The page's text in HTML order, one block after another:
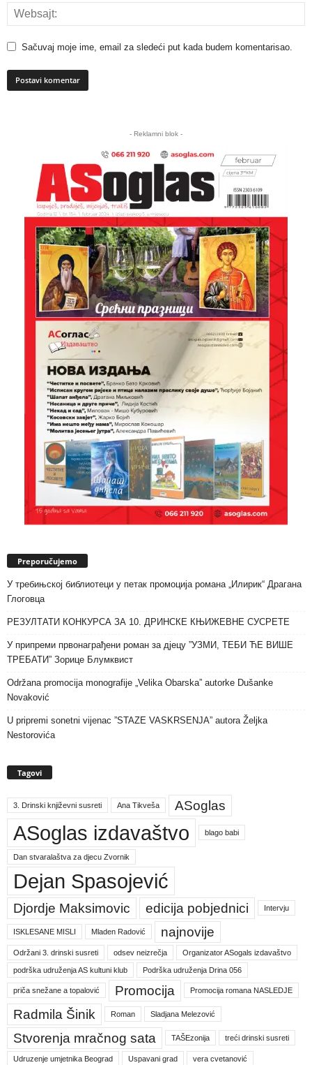
Sačuvaj moje ime, email za sledeći put kada budem komentarisao.
- Reklamni blok -
Preporučujemo
У требињској библиотеци у петак промоција романа „Илирик“ Драгана
Глоговца
РЕЗУЛТАТИ КОНКУРСА ЗА 10. ДРИНСКЕ КЊИЖЕВНЕ СУСРЕТЕ
У припреми првонаграђени роман за дјецу ”УЗМИ, ТЕБИ ЋЕ ВИШЕ
ТРЕБАТИ” Зорице Блумквист
Održana promocija monografije „Velika Obarska” autorke Dušanke
Novaković
U pripremi sonetni vijenac ”STAZE VASKRSENJA” autora Željka
Nestorovića
Tagovi
3. Drinski književni susreti Ana Tikveša ASoglas
ASoglas izdavaštvo blago babi
Dan stvaralaštva za djecu Zvornik
Dejan Spasojević
Djordje Maksimovic edicija pobjednici Intervju
ISKLESANE MISLI Mladen Radović najnovije
Održani 3. drinski susreti odsev neizrečja Organizator ASogals izdavaštvo
podrška udruženja AS kultuni klub Podrška udruženja Drina 056
priča snežane a topalović Promocija Promocija romana NASLEDJE
Radmila Šinik Roman Sladjana Melezović
Stvorenja mračnog sata TAŠEzonija treći drinski susreti
Udruzenje umjetnika Beograd Uspavani grad vera cvetanović